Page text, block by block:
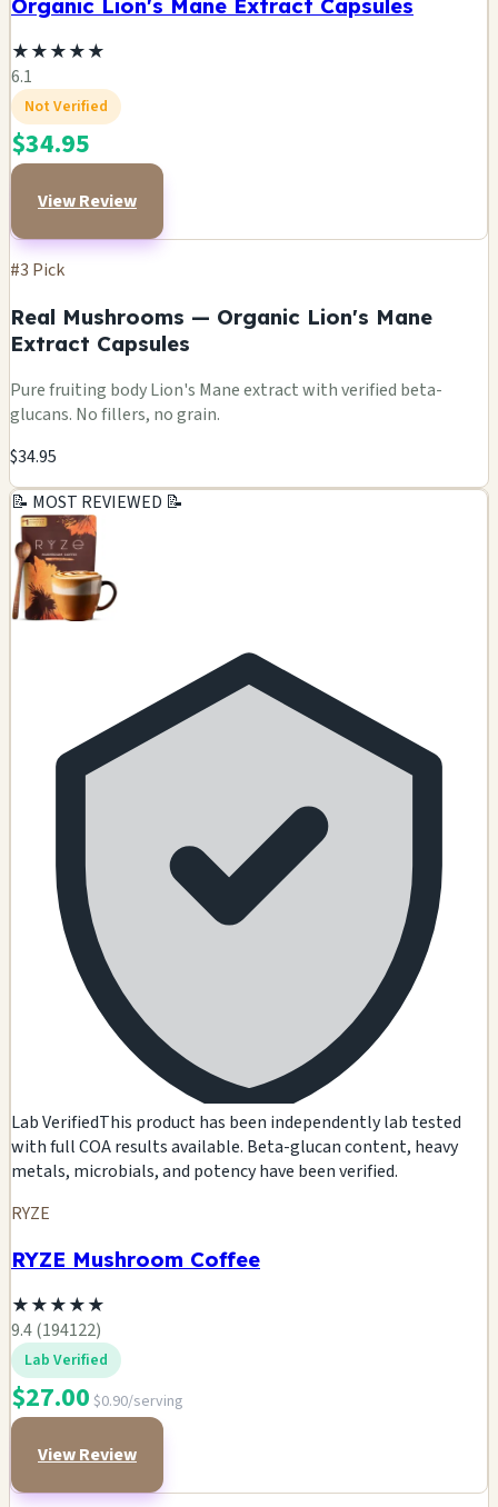
Organic Lion's Mane Extract Capsules
★★★★★
6.1
Not Verified
$34.95
View Review
#3 Pick
Real Mushrooms — Organic Lion's Mane
Extract Capsules
Pure fruiting body Lion's Mane extract with verified beta-
glucans. No fillers, no grain.
$34.95
📝 MOST REVIEWED 📝
Lab VerifiedThis product has been independently lab tested
with full COA results available. Beta-glucan content, heavy
metals, microbials, and potency have been verified.
RYZE
RYZE Mushroom Coffee
★★★★★
9.4 (194122)
Lab Verified
$27.00 $0.90/serving
View Review